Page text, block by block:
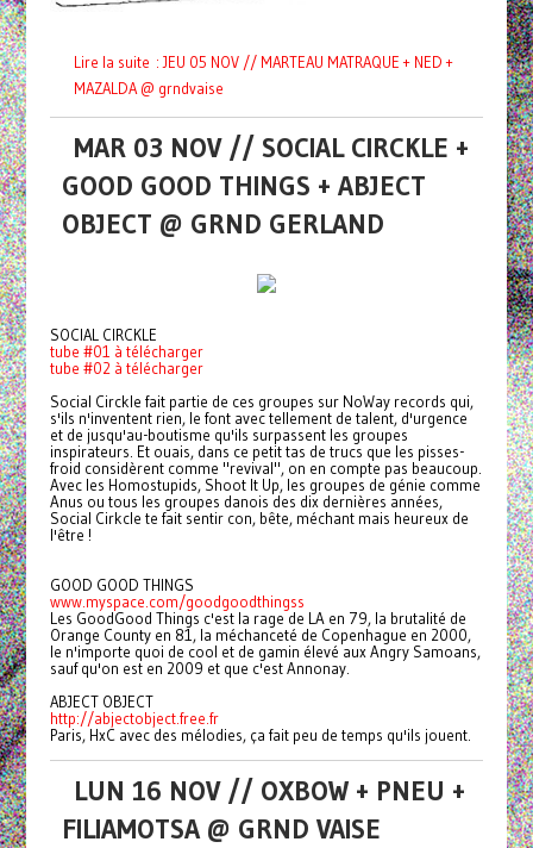
Lire la suite : JEU 05 NOV // MARTEAU MATRAQUE + NED +
MAZALDA @ grndvaise
MAR 03 NOV // SOCIAL CIRCKLE +
GOOD GOOD THINGS + ABJECT
OBJECT @ GRND GERLAND
SOCIAL CIRCKLE
tube #01 à télécharger
tube #02 à télécharger
Social Circkle fait partie de ces groupes sur NoWay records qui,
s'ils n'inventent rien, le font avec tellement de talent, d'urgence
et de jusqu'au-boutisme qu'ils surpassent les groupes
inspirateurs. Et ouais, dans ce petit tas de trucs que les pisses-
froid considèrent comme "revival", on en compte pas beaucoup.
Avec les Homostupids, Shoot It Up, les groupes de génie comme
Anus ou tous les groupes danois des dix dernières années,
Social Cirkcle te fait sentir con, bête, méchant mais heureux de
l'être !
GOOD GOOD THINGS
www.myspace.com/goodgoodthingss
Les GoodGood Things c'est la rage de LA en 79, la brutalité de
Orange County en 81, la méchanceté de Copenhague en 2000,
le n'importe quoi de cool et de gamin élevé aux Angry Samoans,
sauf qu'on est en 2009 et que c'est Annonay.
ABJECT OBJECT
http://abjectobject.free.fr
Paris, HxC avec des mélodies, ça fait peu de temps qu'ils jouent.
LUN 16 NOV // OXBOW + PNEU +
FILIAMOTSA @ GRND VAISE